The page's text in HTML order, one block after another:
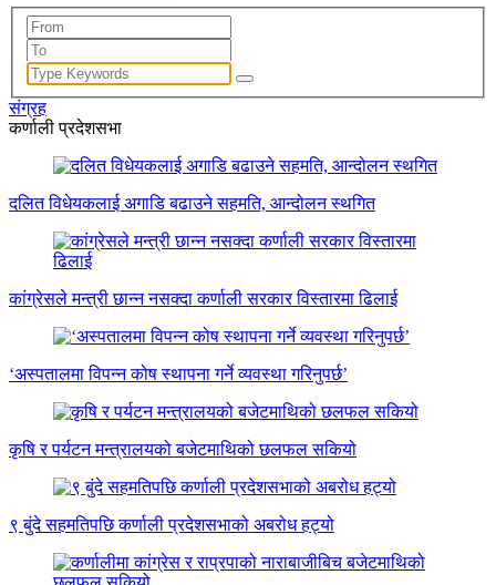
संग्रह
कर्णाली प्रदेशसभा
दलित विधेयकलाई अगाडि बढाउने सहमति, आन्दोलन स्थगित
कांग्रेसले मन्त्री छान्न नसक्दा कर्णाली सरकार विस्तारमा ढिलाई
‘अस्पतालमा विपन्न कोष स्थापना गर्ने व्यवस्था गरिनुपर्छ’
कृषि र पर्यटन मन्त्रालयको बजेटमाथिको छलफल सकियो
९ बुंदे सहमतिपछि कर्णाली प्रदेशसभाको अबरोध हट्यो